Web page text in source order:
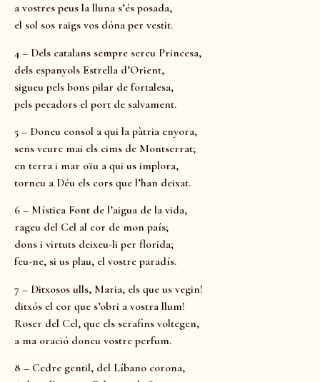
a vostres peus la lluna s’és posada,
el sol sos raigs vos dóna per vestit.
4 – Dels catalans sempre sereu Princesa,
dels espanyols Estrella d’Orient,
sigueu pels bons pilar de fortalesa,
pels pecadors el port de salvament.
5 – Doneu consol a qui la pàtria enyora,
sens veure mai els cims de Montserrat;
en terra i mar oïu a qui us implora,
torneu a Déu els cors que l’han deixat.
6 – Mística Font de l’aigua de la vida,
rageu del Cel al cor de mon país;
dons i virtuts deixeu-li per florida;
feu-ne, si us plau, el vostre paradís.
7 – Ditxosos ulls, Maria, els que us vegin!
ditxós el cor que s’obri a vostra llum!
Roser del Cel, que els serafins voltegen,
a ma oració doneu vostre perfum.
8 – Cedre gentil, del Líbano corona,